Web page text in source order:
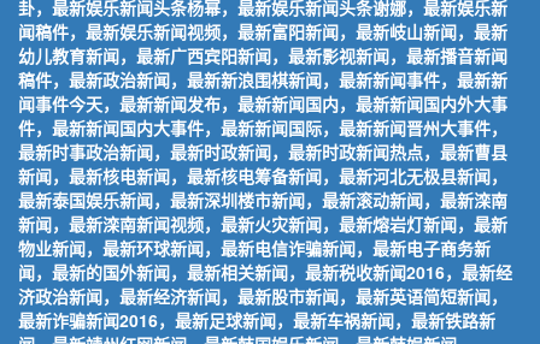
卦，最新娱乐新闻头条杨幂，最新娱乐新闻头条谢娜，最新娱乐新
闻稿件，最新娱乐新闻视频，最新富阳新闻，最新岐山新闻，最新
幼儿教育新闻，最新广西宾阳新闻，最新影视新闻，最新播音新闻
稿件，最新政治新闻，最新新浪围棋新闻，最新新闻事件，最新新
闻事件今天，最新新闻发布，最新新闻国内，最新新闻国内外大事
件，最新新闻国内大事件，最新新闻国际，最新新闻晋州大事件，
最新时事政治新闻，最新时政新闻，最新时政新闻热点，最新曹县
新闻，最新核电新闻，最新核电筹备新闻，最新河北无极县新闻，
最新泰国娱乐新闻，最新深圳楼市新闻，最新滚动新闻，最新滦南
新闻，最新滦南新闻视频，最新火灾新闻，最新熔岩灯新闻，最新
物业新闻，最新环球新闻，最新电信诈骗新闻，最新电子商务新
闻，最新的国外新闻，最新相关新闻，最新税收新闻2016，最新经
济政治新闻，最新经济新闻，最新股市新闻，最新英语简短新闻，
最新诈骗新闻2016，最新足球新闻，最新车祸新闻，最新铁路新